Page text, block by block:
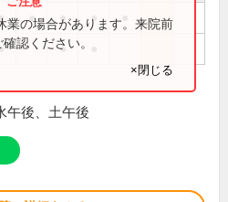
● ● ●
●
業の場合があります。来院前
認ください。
×閉じる
午後、土午後